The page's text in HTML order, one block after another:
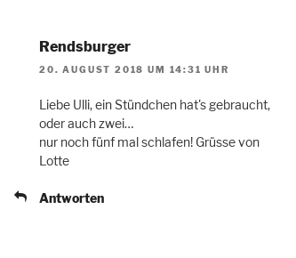
Rendsburger
20. AUGUST 2018 UM 14:31 UHR
Liebe Ulli, ein Stündchen hat's gebraucht,
oder auch zwei…
nur noch fünf mal schlafen! Grüsse von
Lotte
Antworten